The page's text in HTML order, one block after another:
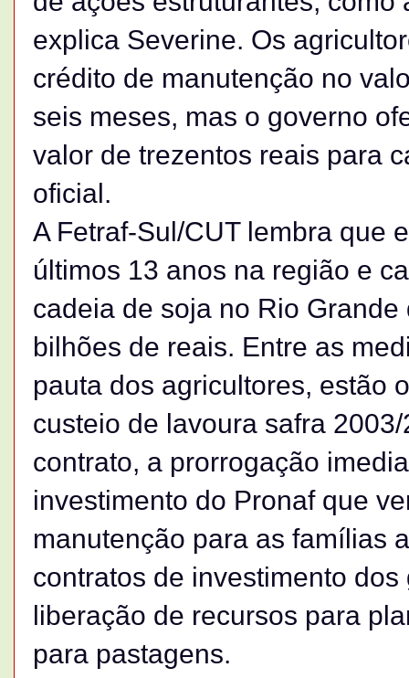
explica Severine. Os
crédito de manutenção no
seis meses, mas o governo
valor de trezentos reais para
oficial.
A Fetraf-Sul/CUT lembra que
últimos 13 anos na região e
cadeia de soja no Rio
bilhões de reais. Entre as
pauta dos agricultores, estão
custeio de lavoura safra
contrato, a prorrogação
investimento do Pronaf que
manutenção para as famílias
contratos de investimento
liberação de recursos para
para pastagens.